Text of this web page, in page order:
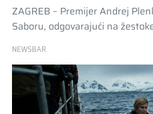
ZAGREB – Premijer Andrej
Saboru, odgovarajući na
NEWSBAR